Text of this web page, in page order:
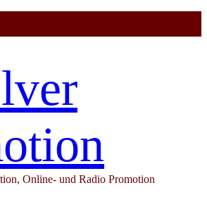
Online- und Radio Promotion